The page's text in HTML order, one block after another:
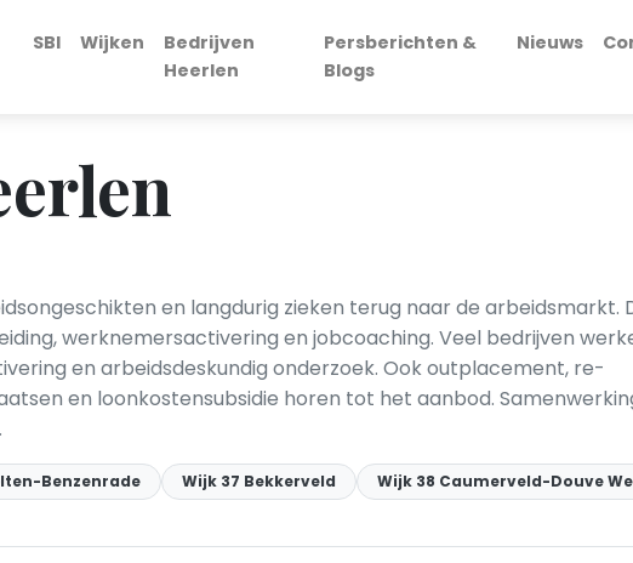
SBI Wijken
Bedrijven
Heerlen
Persberichten &
Blogs
Nieuws
en langdurig zieken terug naar de arbeidsmarkt.
werknemersactivering en jobcoaching. Veel bedrijven
en arbeidsdeskundig onderzoek. Ook outplacement, re-
en loonkostensubsidie horen tot het aanbod.
Benzenrade Wijk 37 Bekkerveld
Wijk 38 Caumerveld-Douve